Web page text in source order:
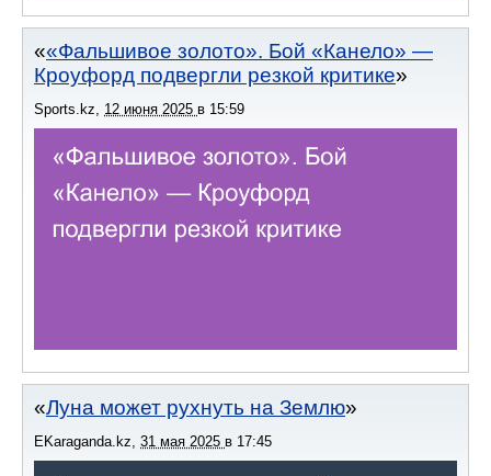
«Фальшивое золото». Бой «Канело» —
Кроуфорд подвергли резкой критике
Sports.kz 12 июня 2025 в 15:59
Луна может рухнуть на Землю
EKaraganda.kz 31 мая 2025 в 17:45